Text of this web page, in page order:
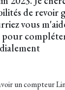
de revoir
vous
un compteur